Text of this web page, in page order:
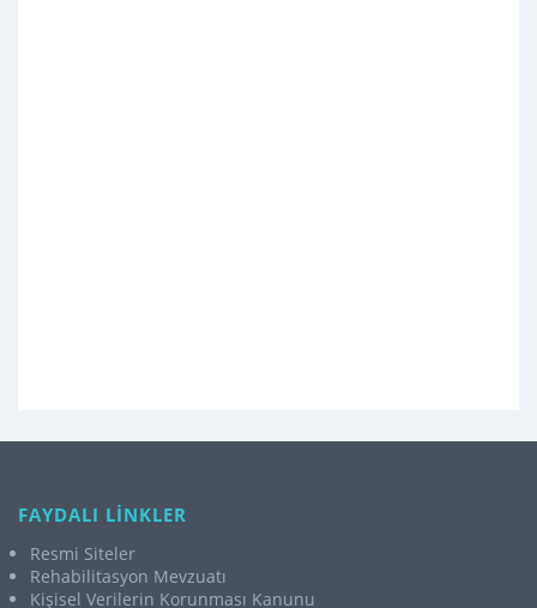
FAYDALI LİNKLER
Resmi Siteler
Rehabilitasyon Mevzuatı
Kişisel Verilerin Korunması Kanunu